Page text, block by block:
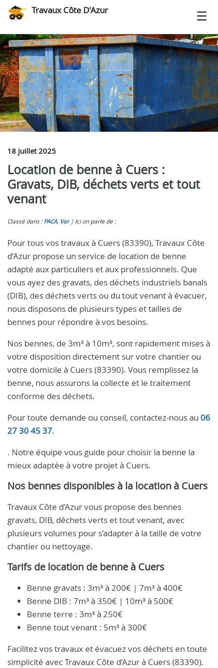
Travaux Côte D'Azur
18 juillet 2025
Location de benne à Cuers :
Gravats, DIB, déchets verts et tout
venant
Classé dans : PACA, Var Ici on parle de :
Pour tous vos travaux à Cuers (83390), Travaux Côte
d’Azur propose un service de location de benne
adapté aux particuliers et aux professionnels. Que
vous ayez des gravats, des déchets industriels banals
(DIB), des déchets verts ou du tout venant à évacuer,
nous disposons de plusieurs types et tailles de
bennes pour répondre à vos besoins.
Nos bennes, de 3m³ à 10m³, sont rapidement mises à
votre disposition directement sur votre chantier ou
votre domicile à Cuers (83390). Vous remplissez la
benne, nous assurons la collecte et le traitement
conforme des déchets.
Pour toute demande ou conseil, contactez-nous au 06
27 30 45 37.
. Notre équipe vous guide pour choisir la benne la
mieux adaptée à votre projet à Cuers.
Nos bennes disponibles à la location à Cuers
Travaux Côte d’Azur vous propose des bennes
gravats, DIB, déchets verts et tout venant, avec
plusieurs volumes pour s’adapter à la taille de votre
chantier ou nettoyage.
Tarifs de location de benne à Cuers
Benne gravats : 3m³ à 200€ | 7m³ à 400€
Benne DIB : 7m³ à 350€ | 10m³ à 500€
Benne terre : 3m³ à 250€
Benne tout venant : 5m³ à 300€
Facilitez vos travaux et évacuez vos déchets en toute
simplicité avec Travaux Côte d’Azur à Cuers (83390).